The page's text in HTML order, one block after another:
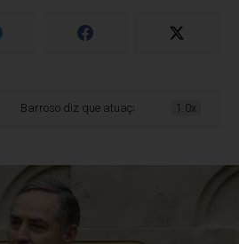
Barroso diz que atuação de Moraes evitou
1.0x